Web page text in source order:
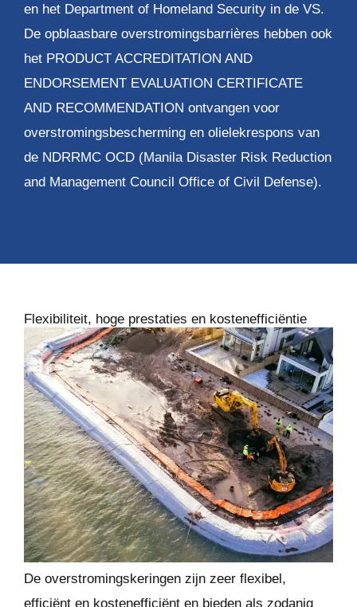
en het Department of Homeland Security in de VS.
De opblaasbare overstromingsbarrières hebben ook
het PRODUCT ACCREDITATION AND
ENDORSEMENT EVALUATION CERTIFICATE
AND RECOMMENDATION ontvangen voor
overstromingsbescherming en olielekrespons van
de NDRRMC OCD (Manila Disaster Risk Reduction
and Management Council Office of Civil Defense).
Flexibiliteit, hoge prestaties en kostenefficiëntie
De overstromingskeringen zijn zeer flexibel,
efficiënt en kostenefficiënt en bieden als zodanig